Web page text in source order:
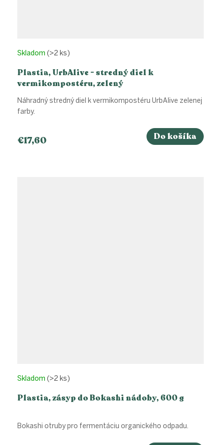
Plastia, UrbAlive - stredný diel k
vermikompostéru, zelený
Skladom (>2 ks)
€17,60 Do košíka
Náhradný stredný diel k vermikompostéru UrbAlive zelenej
farby.
Plastia, zásyp do Bokashi nádoby, 600 g
Skladom (>2 ks)
Bokashi otruby pro fermentáciu organického odpadu.